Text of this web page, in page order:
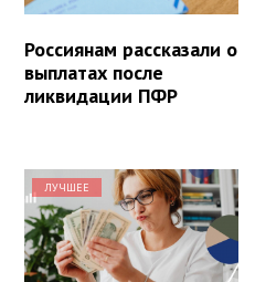
Россиянам рассказали о
выплатах после
ликвидации ПФР
ЛУЧШЕЕ